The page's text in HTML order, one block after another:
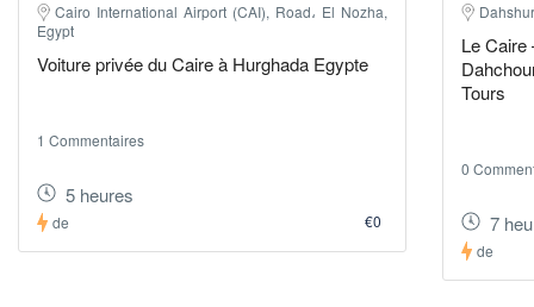
Cairo International Airport (CAI), Road، El Nozha,
Egypt
Voiture privée du Caire à Hurghada Egypte
1 Commentaires
5 heures
de €0
Le Caire
Tours
0
7
de